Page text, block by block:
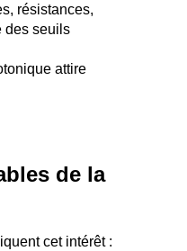
résistances,
des seuils
attire
de la
cet intérêt :